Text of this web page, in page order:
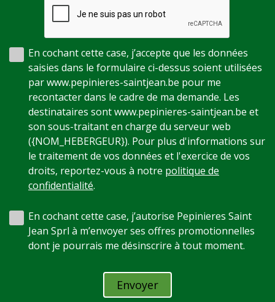
En cochant cette case, j’accepte que les données
saisies dans le formulaire ci-dessus soient utilisées
par www.pepinieres-saintjean.be pour me
recontacter dans le cadre de ma demande. Les
destinataires sont www.pepinieres-saintjean.be et
son sous-traitant en charge du serveur web
({NOM_HEBERGEUR}). Pour plus d'informations sur
le traitement de vos données et l'exercice de vos
droits, reportez-vous à notre politique de
confidentialité.
En cochant cette case, j’autorise Pepinieres Saint
Jean Sprl à m’envoyer ses offres promotionnelles
dont je pourrais me désinscrire à tout moment.